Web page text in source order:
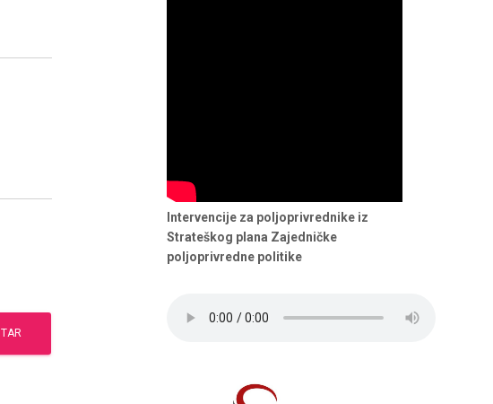
Intervencije za poljoprivrednike iz
Strateškog plana Zajedničke
poljoprivredne politike